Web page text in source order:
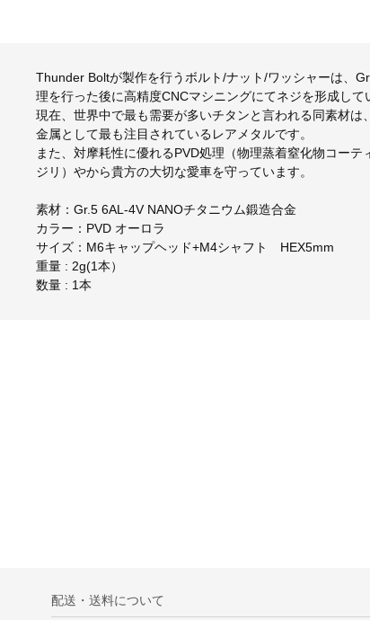
Thunder Boltが製作を行うボルト/ナット/ワッシャーは、
理を行った後に高精度CNCマシニングにてネジを形成して
現在、世界中で最も需要が多いチタンと言われる同素材
金属として最も注目されているレアメタルです。
また、対摩耗性に優れるPVD処理（物理蒸着窒化物コー
ジリ）やから貴方の大切な愛車を守っています。
素材：Gr.5 6AL-4V NANOチタニウム鍛造合金
カラー：PVD オーロラ
サイズ：M6キャップヘッド+M4シャフト HEX5mm
重量 : 2g(1本）
数量 : 1本
配送・送料について